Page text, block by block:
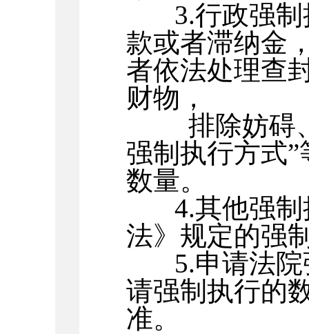
3.行政强
款或者滞纳金
者依法处理查
财物，
排除妨碍
强制执行方式
数量。
4.其他强
法》规定的强
5.申请法
请强制执行的
准。